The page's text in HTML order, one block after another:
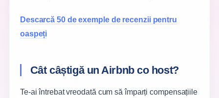
Descarcă 50 de exemple de recenzii pentru
oaspeți
Cât câștigă un Airbnb co host?
Te-ai întrebat vreodată cum să împarți compensațiile